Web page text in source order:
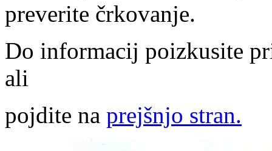
preverite črkovanje.
Do informacij poizkusite
ali
pojdite na prejšnjo stran.